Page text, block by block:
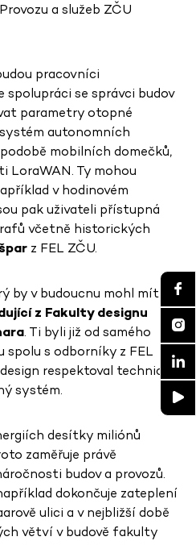
a služeb ZČU
pracovníci
spolupráci se správci budov
parametry otopné
autonomních
mobilních domečků,
LoraWAN. Ty mohou
v hodinovém
pak uživateli přístupná
včetně historických
z FEL ZČU.
by v budoucnu mohl mít
z Fakulty designu
. Ti byli již od samého
s odborníky z FEL
respektoval technické
systém.
desítky miliónů
zaměřuje právě
budov a provozů.
dokončuje zateplení
ulici a v nejbližší době
větví v budově fakulty